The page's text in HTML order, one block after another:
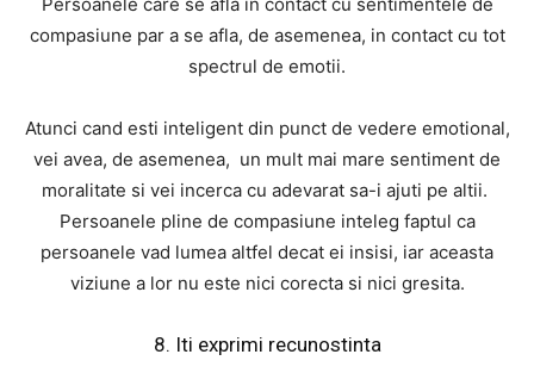
compasiune par a se afla, de asemenea, in contact cu tot
spectrul de emotii.
Atunci cand esti inteligent din punct de vedere emotional,
vei avea, de asemenea, un mult mai mare sentiment de
moralitate si vei incerca cu adevarat sa-i ajuti pe altii.
Persoanele pline de compasiune inteleg faptul ca
persoanele vad lumea altfel decat ei insisi, iar aceasta
viziune a lor nu este nici corecta si nici gresita.
8. Iti exprimi recunostinta